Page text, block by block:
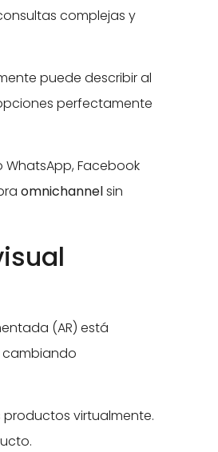
complejas y
puede describir al
perfectamente
Facebook
omnichannelsin
(AR) está
cambiando
virtualmente.